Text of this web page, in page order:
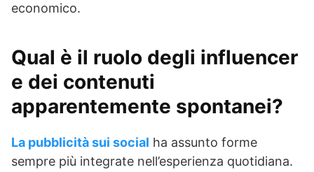
economico.
Qual è il ruolo degli influencer
e dei contenuti
apparentemente spontanei?
La pubblicità sui social ha assunto forme
sempre più integrate nell’esperienza quotidiana.